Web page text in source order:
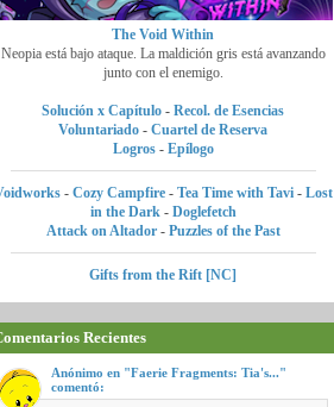
The Void Within
Neopia está bajo ataque. La maldición gris está avanzando
junto con el enemigo.
Solución x Capítulo -Recol. de Esencias
Voluntariado -Cuartel de Reserva
Logros- Epílogo
- Cozy Campfire - Tea Time with Tavi- Lost
in the Dark- Doglefetch
Attack on Altador- Puzzles of the Past
Gifts from the Rift [NC]
Recientes
Anónimo en "Faerie Fragments: Tia's..."
comentó: